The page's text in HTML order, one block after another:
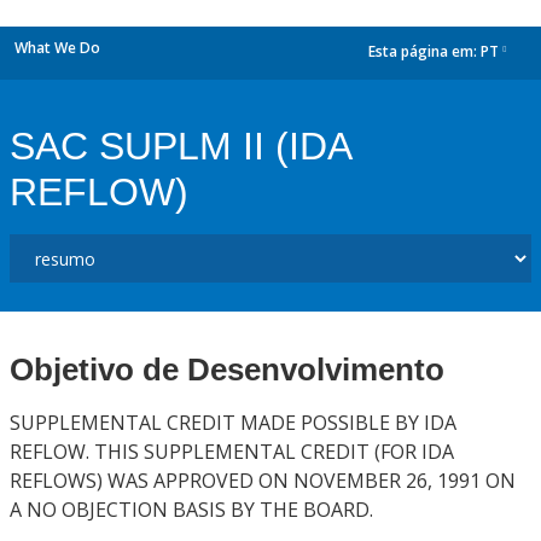
What We Do Esta página em: PT
SAC SUPLM II (IDA
REFLOW)
Objetivo de Desenvolvimento
SUPPLEMENTAL CREDIT MADE POSSIBLE BY IDA
REFLOW. THIS SUPPLEMENTAL CREDIT (FOR IDA
REFLOWS) WAS APPROVED ON NOVEMBER 26, 1991 ON
A NO OBJECTION BASIS BY THE BOARD.